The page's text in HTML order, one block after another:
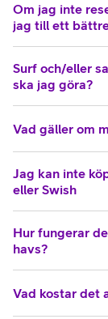
Om jag inte
jag till ett
Surf och/eller
ska jag göra?
Vad gäller om
Jag kan inte
eller Swish
Hur fungerar
havs?
Vad kostar det